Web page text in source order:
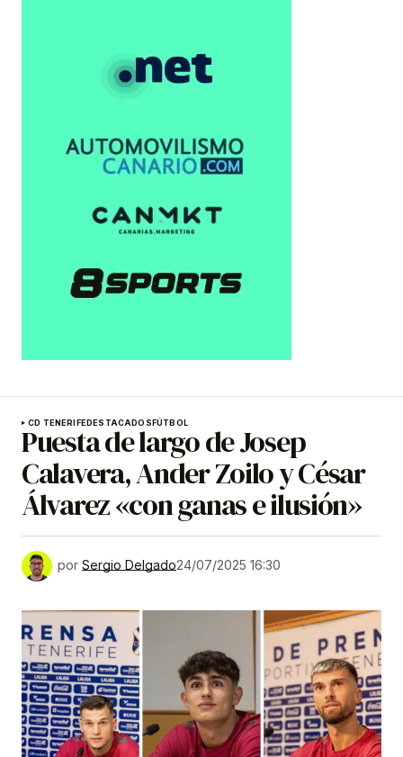
CD TENERIFEDESTACADOSFÚTBOL
Puesta de largo de Josep
Calavera, Ander Zoilo y César
Álvarez «con ganas e ilusión»
por Sergio Delgado24/07/2025 16:30